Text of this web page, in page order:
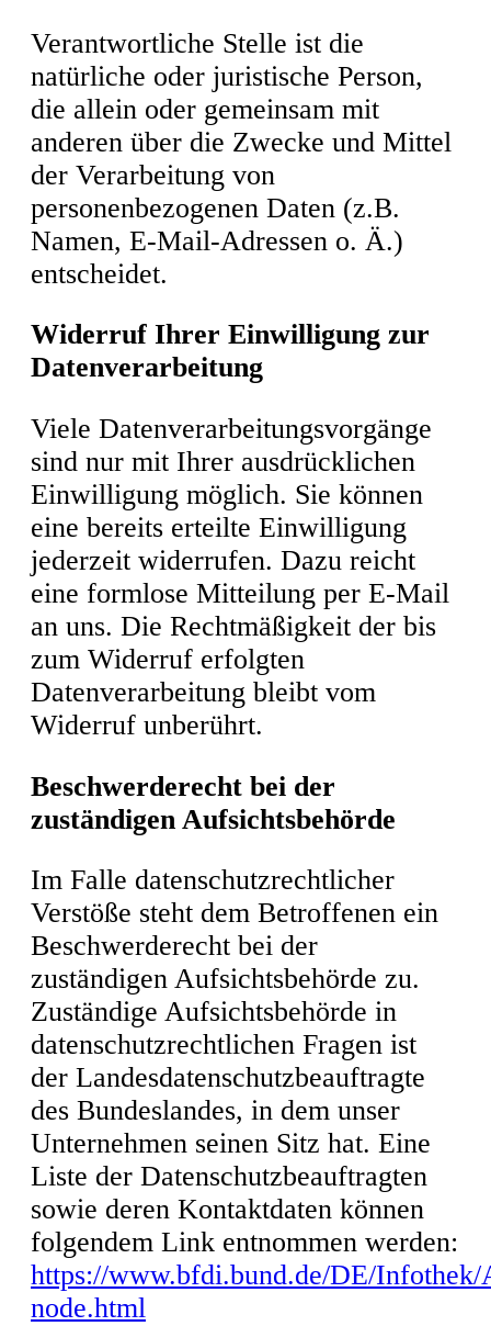
Verantwortliche Stelle ist die
natürliche oder juristische Person,
die allein oder gemeinsam mit
anderen über die Zwecke und Mittel
der Verarbeitung von
personenbezogenen Daten (z.B.
Namen, E-Mail-Adressen o. Ä.)
entscheidet.
Widerruf Ihrer Einwilligung zur
Datenverarbeitung
Viele Datenverarbeitungsvorgänge
sind nur mit Ihrer ausdrücklichen
Einwilligung möglich. Sie können
eine bereits erteilte Einwilligung
jederzeit widerrufen. Dazu reicht
eine formlose Mitteilung per E-Mail
an uns. Die Rechtmäßigkeit der bis
zum Widerruf erfolgten
Datenverarbeitung bleibt vom
Widerruf unberührt.
Beschwerderecht bei der
zuständigen Aufsichtsbehörde
Im Falle datenschutzrechtlicher
Verstöße steht dem Betroffenen ein
Beschwerderecht bei der
zuständigen Aufsichtsbehörde zu.
Zuständige Aufsichtsbehörde in
datenschutzrechtlichen Fragen ist
der Landesdatenschutzbeauftragte
des Bundeslandes, in dem unser
Unternehmen seinen Sitz hat. Eine
Liste der Datenschutzbeauftragten
sowie deren Kontaktdaten können
folgendem Link entnommen werden:
https://www.bfdi.bund.de/DE/
node.html